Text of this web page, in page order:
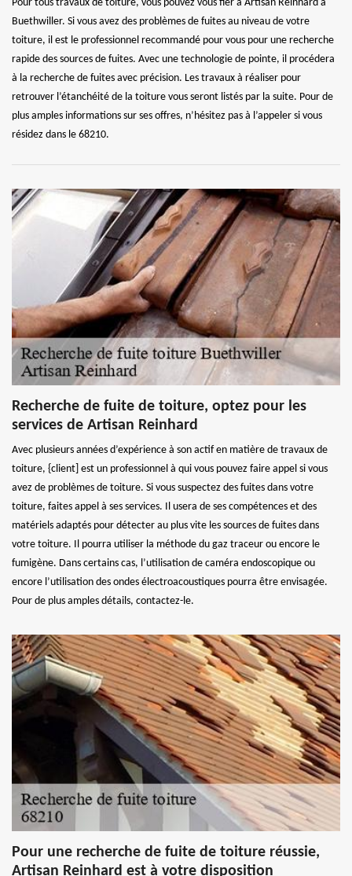
Pour tous travaux de toiture, vous pouvez vous fier à Artisan Reinhard à
Buethwiller. Si vous avez des problèmes de fuites au niveau de votre
toiture, il est le professionnel recommandé pour vous pour une recherche
rapide des sources de fuites. Avec une technologie de pointe, il procédera
à la recherche de fuites avec précision. Les travaux à réaliser pour
retrouver l’étanchéité de la toiture vous seront listés par la suite. Pour de
plus amples informations sur ses offres, n’hésitez pas à l’appeler si vous
résidez dans le 68210.
Recherche de fuite de toiture, optez pour les
services de Artisan Reinhard
Avec plusieurs années d’expérience à son actif en matière de travaux de
toiture, {client] est un professionnel à qui vous pouvez faire appel si vous
avez de problèmes de toiture. Si vous suspectez des fuites dans votre
toiture, faites appel à ses services. Il usera de ses compétences et des
matériels adaptés pour détecter au plus vite les sources de fuites dans
votre toiture. Il pourra utiliser la méthode du gaz traceur ou encore le
fumigène. Dans certains cas, l’utilisation de caméra endoscopique ou
encore l’utilisation des ondes électroacoustiques pourra être envisagée.
Pour de plus amples détails, contactez-le.
Pour une recherche de fuite de toiture réussie,
Artisan Reinhard est à votre disposition